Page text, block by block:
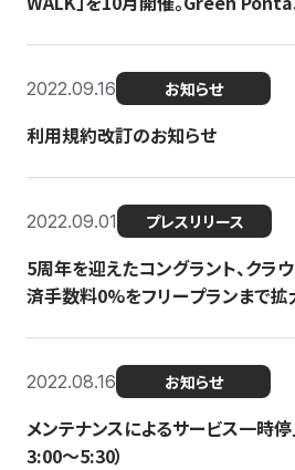
2022.09.16 お知らせ
利用規約改訂のお知らせ
2022.09.01 プレスリリース
5周年を迎えたコングラント、クラ
済手数料0%をフリープランまで拡
2022.08.16 お知らせ
メンテナンスによるサービス一時
3:00〜5:30）